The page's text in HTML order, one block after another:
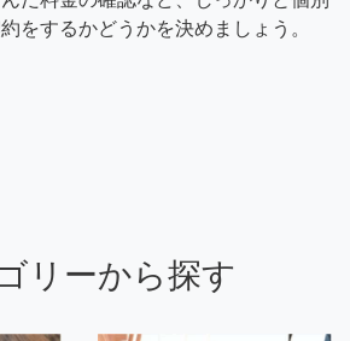
をするかどうかを決めましょう。
リーから探す